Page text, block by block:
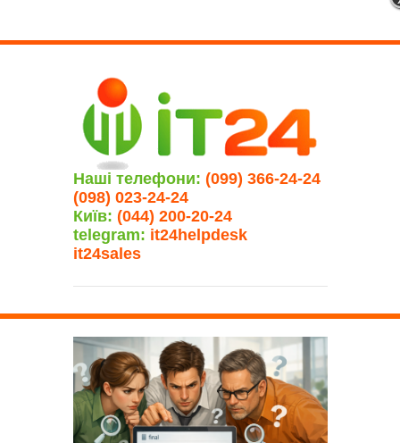
Наші телефони: (099) 366-24-24
(098) 023-24-24
Київ: (044) 200-20-24
telegram: it24helpdesk
it24sales